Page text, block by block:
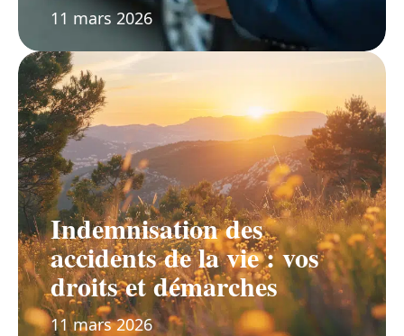
11 mars 2026
Indemnisation des
accidents de la vie : vos
droits et démarches
11 mars 2026